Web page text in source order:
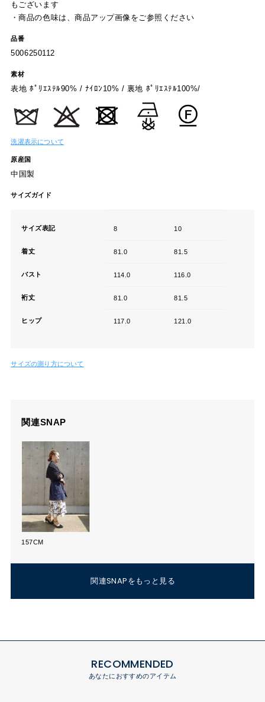
もございます
・商品の色味は、商品アップ画像をご参照ください
品番
5006250112
素材
表地 ﾎﾟﾘｴｽﾃﾙ90% / ﾅｲﾛﾝ10% / 裏地 ﾎﾟﾘｴｽﾃﾙ100%/
洗濯表示について
原産国
中国製
サイズガイド
サイズ表記 8 10
着丈 81.0 81.5
バスト 114.0 116.0
裄丈 81.0 81.5
ヒップ 117.0 121.0
サイズの測り方について
関連SNAP
157CM
関連SNAPをもっと見る
RECOMMENDED
あなたにおすすめのアイテム